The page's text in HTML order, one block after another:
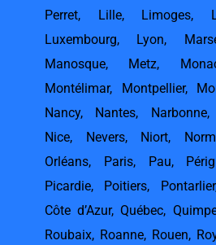
Perret, Lille, Limoges,
Luxembourg, Lyon,
Manosque, Metz,
Montélimar, Montpellier,
Nancy, Nantes, Narbonne,
Nice, Nevers, Niort,
Orléans, Paris, Pau,
Picardie, Poitiers, Pontarlier
Côte d’Azur,Québec,
Roubaix, Roanne, Rouen,